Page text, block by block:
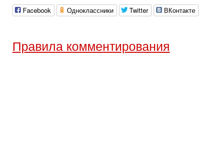
Facebook Одноклассники Twitter ВКонтакте
Правила комментирования